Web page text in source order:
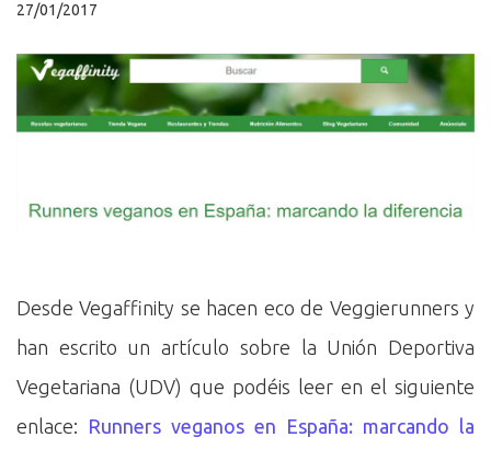
27/01/2017
Desde Vegaffinity se hacen eco de Veggierunners y
han escrito un artículo sobre la Unión Deportiva
Vegetariana (UDV) que podéis leer en el siguiente
enlace: Runners veganos en España: marcando la